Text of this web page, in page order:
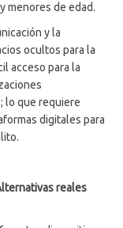
menores de edad.
y la
ocultos para la
acceso para la
lo que requiere
digitales para
reales